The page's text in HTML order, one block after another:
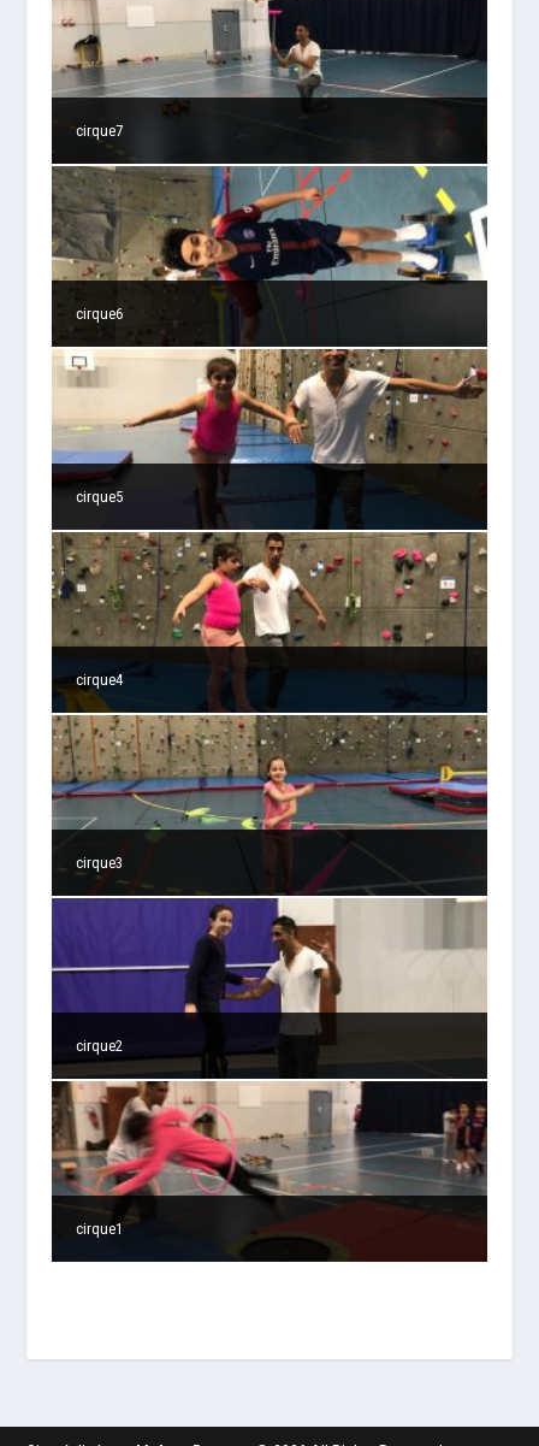
cirque7
cirque6
cirque5
cirque4
cirque3
cirque2
cirque1